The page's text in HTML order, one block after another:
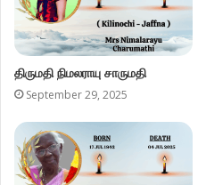
திருமதி நிமலராயு சாருமதி
September 29, 2025